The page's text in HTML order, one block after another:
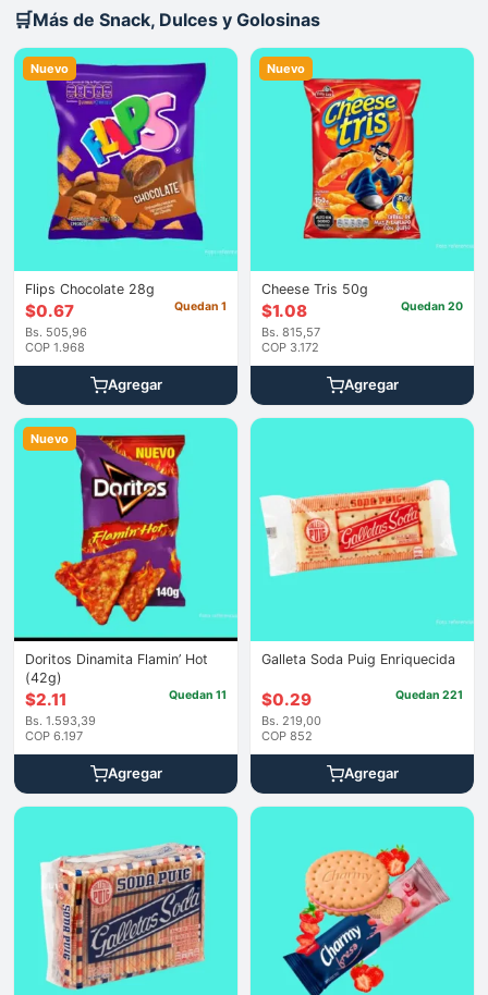
🛒Más de Snack, Dulces y Golosinas
Nuevo
Flips Chocolate 28g
$0.67
Bs. 505,96
COP 1.968
Quedan 1
Agregar
Nuevo
Cheese Tris 50g
$1.08
Bs. 815,57
COP 3.172
Quedan 20
Agregar
Nuevo
Doritos Dinamita Flamin’ Hot
(42g)
$2.11
Bs. 1.593,39
COP 6.197
Quedan 11
Agregar
Galleta Soda Puig Enriquecida
$0.29
Bs. 219,00
COP 852
Quedan 221
Agregar